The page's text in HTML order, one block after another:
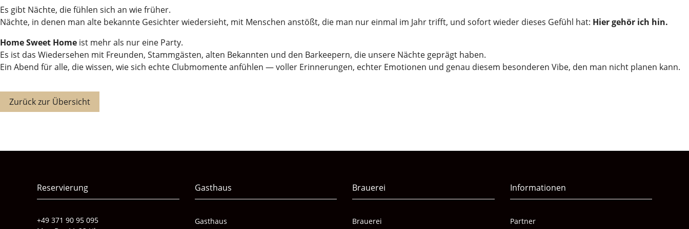
Es gibt Nächte, die fühlen sich an wie früher.
Nächte, in denen man alte bekannte Gesichter wiedersieht, mit Menschen anstößt, die man nur einmal im Jahr trifft, und sofort wieder dieses Gefühl hat: Hier gehör ich hin.
Home Sweet Home ist mehr als nur eine Party.
Es ist das Wiedersehen mit Freunden, Stammgästen, alten Bekannten und den Barkeepern, die unsere Nächte geprägt haben.
Ein Abend für alle, die wissen, wie sich echte Clubmomente anfühlen — voller Erinnerungen, echter Emotionen und genau diesem besonderen Vibe, den man nicht planen kann.
Zurück zur Übersicht
Reservierung
+49 371 90 95 095
Gasthaus
Gasthaus
Brauerei
Brauerei
Informationen
Partner